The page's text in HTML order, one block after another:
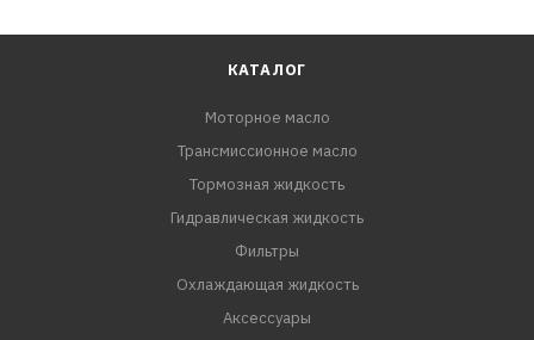
КАТАЛОГ
Моторное масло
Трансмиссионное масло
Тормозная жидкость
Гидравлическая жидкость
Фильтры
Охлаждающая жидкость
Аксессуары